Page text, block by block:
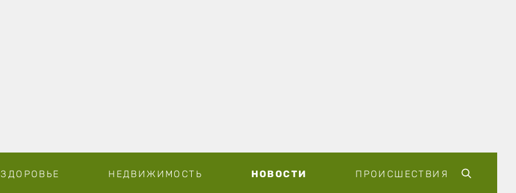
ЗДОРОВЬЕ НЕДВИЖИМОСТЬ НОВОСТИ ПРОИСШЕСТВИЯ